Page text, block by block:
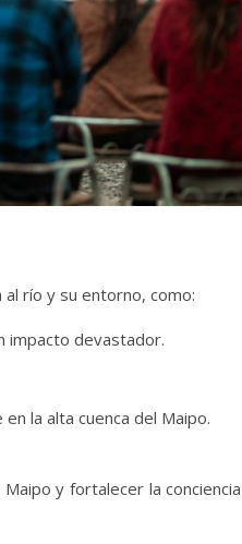
río y su entorno, como:
impacto devastador.
la alta cuenca del Maipo.
y fortalecer la